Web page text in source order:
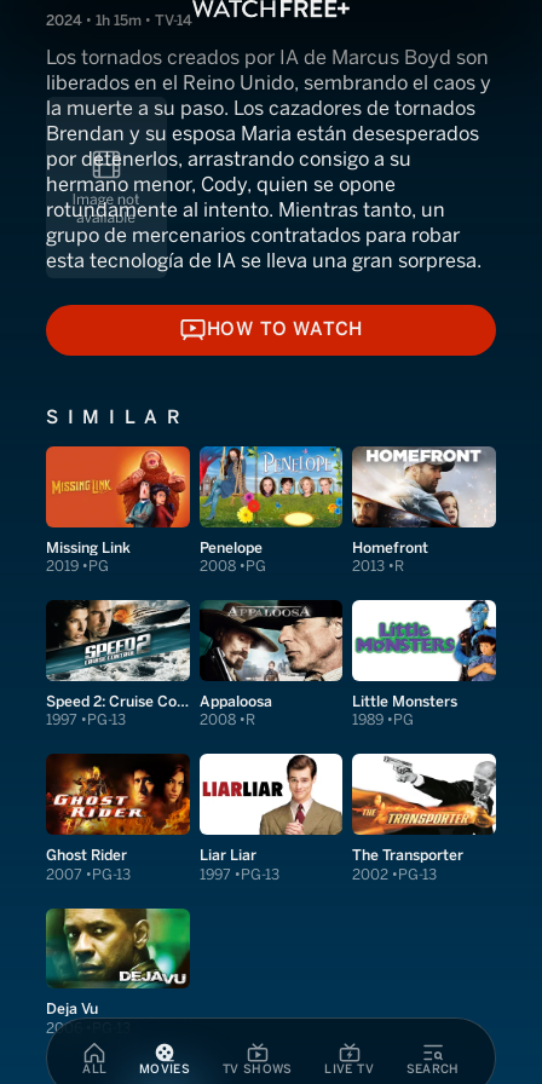
ALL MOVIES TV SHOWS LIVE TV SEARCH
2024 • 1h 15m • TV-14
Los tornados creados por IA de Marcus Boyd son
liberados en el Reino Unido, sembrando el caos y
la muerte a su paso. Los cazadores de tornados
Brendan y su esposa Maria están desesperados
por detenerlos, arrastrando consigo a su
hermano menor, Cody, quien se opone
rotundamente al intento. Mientras tanto, un
grupo de mercenarios contratados para robar
esta tecnología de IA se lleva una gran sorpresa.
HOW TO WATCH
HOW TO WATCH
SIMILAR
Missing Link
2019 PG
Penelope
2008 PG
Homefront
2013 R
Speed 2: Cruise Control
1997 PG-13
Appaloosa
2008 R
Little Monsters
1989 PG
Ghost Rider
2007 PG-13
Liar Liar
1997 PG-13
The Transporter
2002 PG-13
Deja Vu
2006